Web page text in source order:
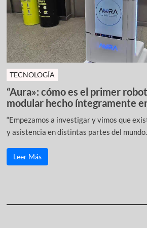
TECNOLOGÍA
“Aura»: cómo es el primer
modular hecho íntegramente
“Empezamos a investigar y vimos que
y asistencia en distintas partes del
Leer Más